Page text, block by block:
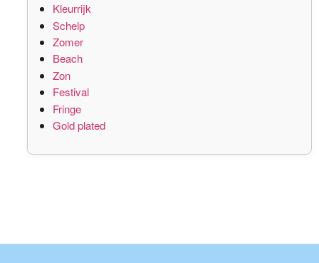
Kleurrijk
Schelp
Zomer
Beach
Zon
Festival
Fringe
Gold plated